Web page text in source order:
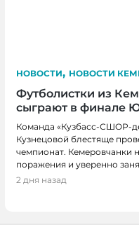
НОВОСТИ, НОВОСТИ
Футболистки из
сыграют в финале
Команда «Кузбасс-СШОР-
Кузнецовой блестяще
чемпионат. Кемеровчанки
поражения и уверенно
2 дня назад
КЕМЕРОВО,